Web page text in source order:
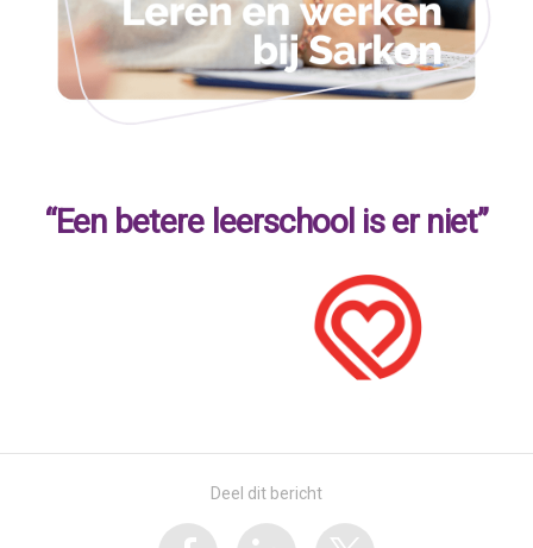
“Een betere leerschool is er niet”
Deel dit bericht